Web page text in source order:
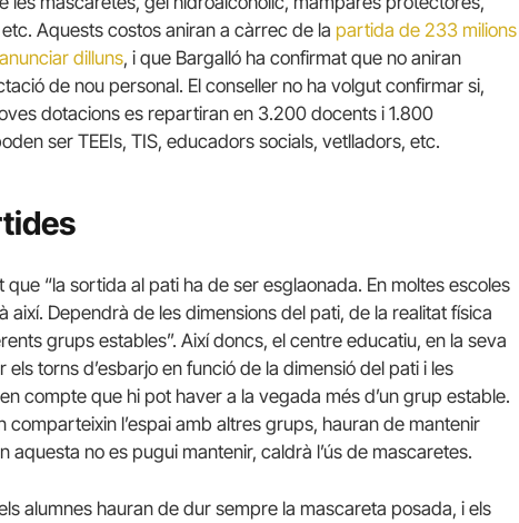
Aquests costos aniran a càrrec de la partida de 233 milions
dilluns, i que Bargalló ha confirmat que no aniran
de nou personal. El conseller no ha volgut confirmar si,
dotacions es repartiran en 3.200 docents i 1.800
ser TEEIs, TIS, educadors socials, vetlladors, etc.
que “la sortida al pati ha de ser esglaonada. En moltes escoles
així. Dependrà de les dimensions del pati, de la realitat física
grups estables”. Així doncs, el centre educatiu, en la seva
torns d’esbarjo en funció de la dimensió del pati i les
compte que hi pot haver a la vegada més d’un grup estable.
l’espai amb altres grups, hauran de mantenir
aquesta no es pugui mantenir, caldrà l’ús de mascaretes.
alumnes hauran de dur sempre la mascareta posada, i els